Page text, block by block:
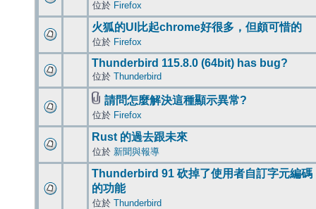
位於 Firefox
火狐的UI比起chrome好很多，但頗可惜的
位於 Firefox
Thunderbird 115.8.0 (64bit) has bug?
位於 Thunderbird
請問怎麼解決這種顯示異常?
位於 Firefox
Rust 的過去跟未來
位於 新聞與報導
Thunderbird 91 砍掉了使用者自訂字元編碼
的功能
位於 Thunderbird